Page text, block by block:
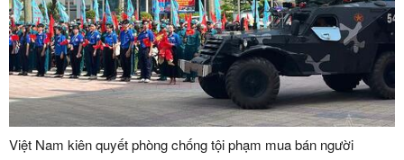
Việt Nam kiên quyết phòng chống tội phạm mua bán người